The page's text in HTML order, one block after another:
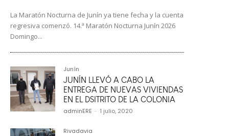
La Maratón Nocturna de Junín ya tiene fecha y la cuenta
regresiva comenzó. 14.ª Maratón Nocturna Junín 2026
Domingo...
Junín
JUNÍN LLEVÓ A CABO LA
ENTREGA DE NUEVAS VIVIENDAS
EN EL DSITRITO DE LA COLONIA
adminERE - 1 julio, 2020
Rivadavia